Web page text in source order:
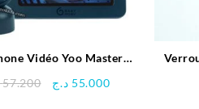
Vidéo Yoo Master+
57.200
Le
55.000 د.ج
Le